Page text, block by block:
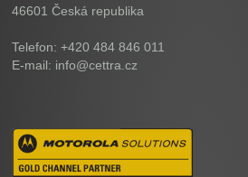
46601Česká republika
Telefon: +420 484 846 011
E-mail: info@cettra.cz